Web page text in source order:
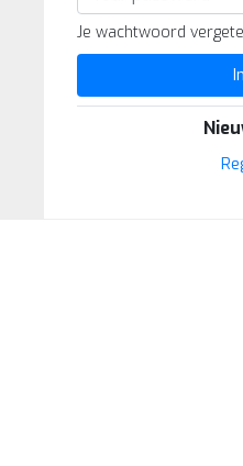
Je wachtwoord